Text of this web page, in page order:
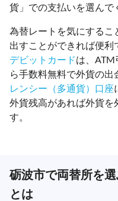
貨」での支払いを選んで
為替レートを気にするこ
出すことができれば便
デビットカードは、ATM
ら手数料無料で外貨の
レンシー（多通貨）口座
外貨残高があれば外貨を
す。
砺波市で両替所を
とは